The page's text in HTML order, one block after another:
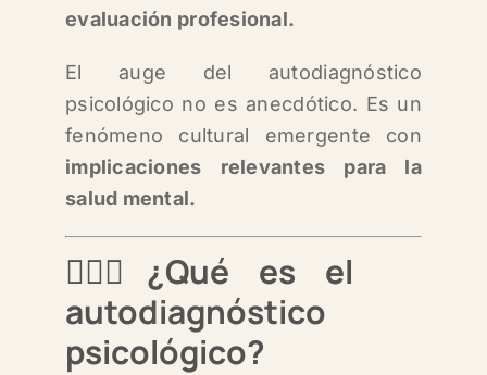
evaluación profesional.
El auge del autodiagnóstico
psicológico no es anecdótico. Es un
fenómeno cultural emergente con
implicaciones relevantes para la
salud mental.
🤷🏻‍♀️¿Qué es el
autodiagnóstico
psicológico?